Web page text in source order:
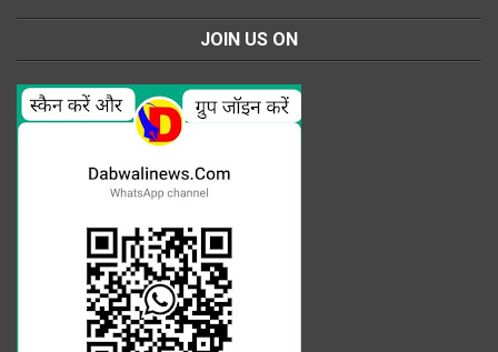
JOIN US ON